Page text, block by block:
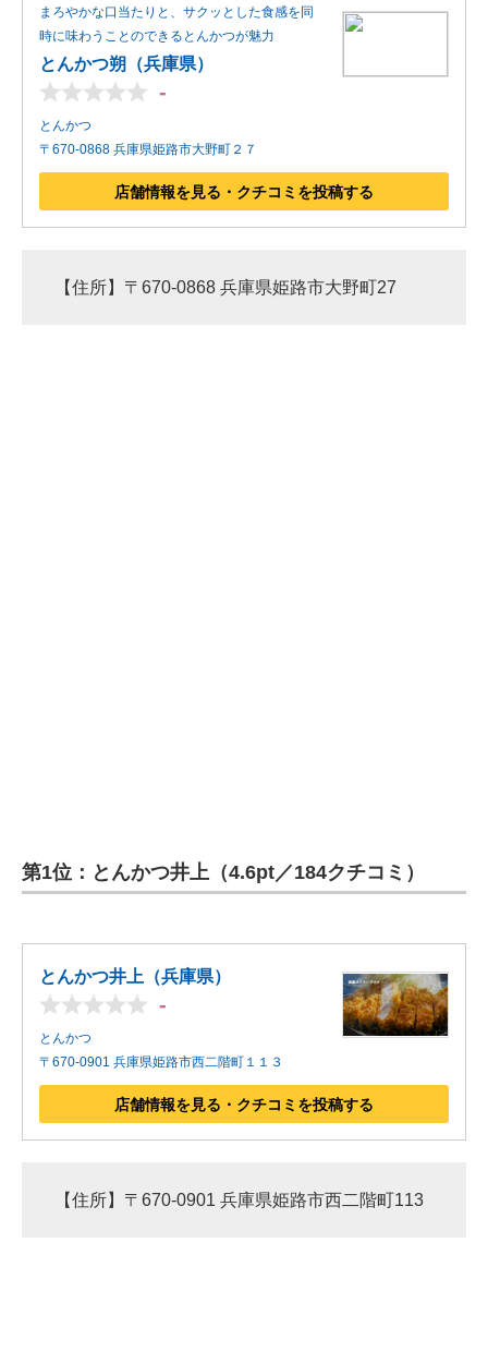
まろやかな口当たりと、サクッとした食感を同
時に味わうことのできるとんかつが魅力
とんかつ朔（兵庫県）
-
とんかつ
〒670-0868 兵庫県姫路市大野町２７
店舗情報を見る・クチコミを投稿する
【住所】〒670-0868 兵庫県姫路市大野町27
第1位：とんかつ井上（4.6pt／184クチコミ）
とんかつ井上（兵庫県）
-
とんかつ
〒670-0901 兵庫県姫路市西二階町１１３
店舗情報を見る・クチコミを投稿する
【住所】〒670-0901 兵庫県姫路市西二階町113